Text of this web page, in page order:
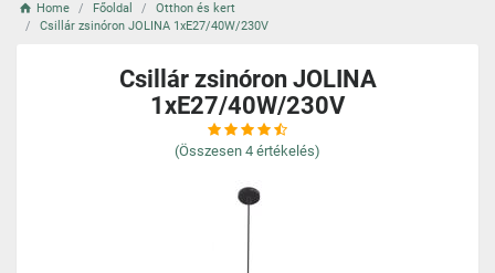
Home Főoldal
Otthon és kert
Csillár zsinóron JOLINA 1xE27/40W/230V
Csillár zsinóron JOLINA
1xE27/40W/230V
(Összesen 4 értékelés)